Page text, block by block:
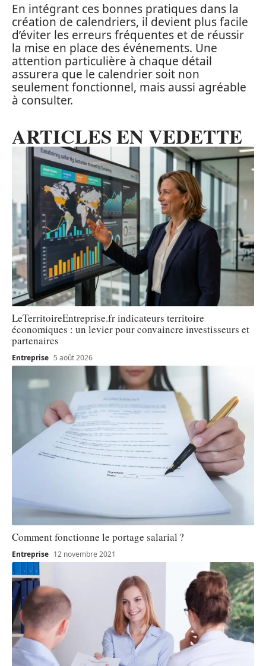
En intégrant ces bonnes pratiques dans la
création de calendriers, il devient plus facile
d’éviter les erreurs fréquentes et de réussir
la mise en place des événements. Une
attention particulière à chaque détail
assurera que le calendrier soit non
seulement fonctionnel, mais aussi agréable
à consulter.
ARTICLES EN VEDETTE
LeTerritoireEntreprise.fr indicateurs territoire
économiques : un levier pour convaincre investisseurs et
partenaires
Entreprise 5 août 2026
Comment fonctionne le portage salarial ?
Entreprise 12 novembre 2021